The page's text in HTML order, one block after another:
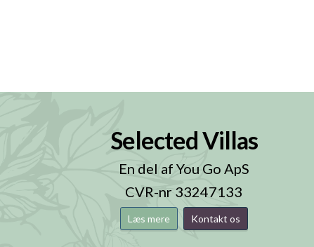
Selected Villas
En del af You Go ApS
CVR-nr 33247133
Læs mere Kontakt os